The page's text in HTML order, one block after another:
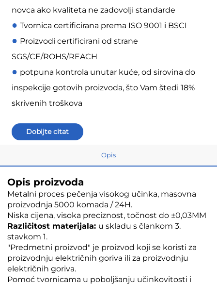
novca ako kvaliteta ne zadovolji standarde
● Tvornica certificirana prema ISO 9001 i BSCI
● Proizvodi certificirani od strane
SGS/CE/ROHS/REACH
● potpuna kontrola unutar kuće, od sirovina do
inspekcije gotovih proizvoda, što Vam štedi 18%
skrivenih troškova
Dobijte citat
Opis
Opis proizvoda
Metalni proces pečenja visokog učinka, masovna
proizvodnja 5000 komada / 24H.
Niska cijena, visoka preciznost, točnost do ±0,03MM
Različitost materijala: u skladu s člankom 3.
stavkom 1.
"Predmetni proizvod" je proizvod koji se koristi za
proizvodnju električnih goriva ili za proizvodnju
električnih goriva.
Pomoć tvornicama u poboljšanju učinkovitosti i